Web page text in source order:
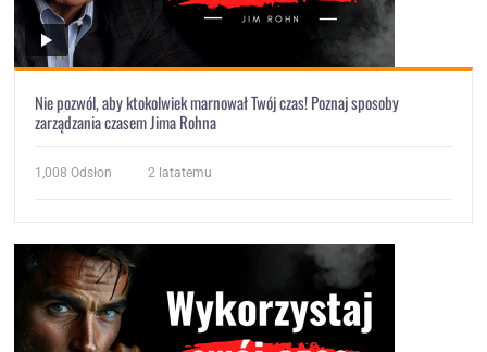
Nie pozwól, aby ktokolwiek marnował Twój czas! Poznaj sposoby
zarządzania czasem Jima Rohna
1,008 Odsłon 2 latatemu